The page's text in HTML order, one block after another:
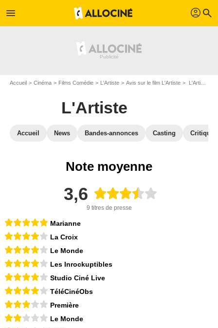
menu profil search
Accueil Cinéma Films Comédie L'Artiste Avis sur le film L'Artiste L'Artiste : Critique presse
L'Artiste
Accueil News Bandes-annonces Casting
Note moyenne
3,6
9 titres de presse
Marianne
La Croix
Le Monde
Les Inrockuptibles
Studio Ciné Live
TéléCinéObs
Première
Le Monde